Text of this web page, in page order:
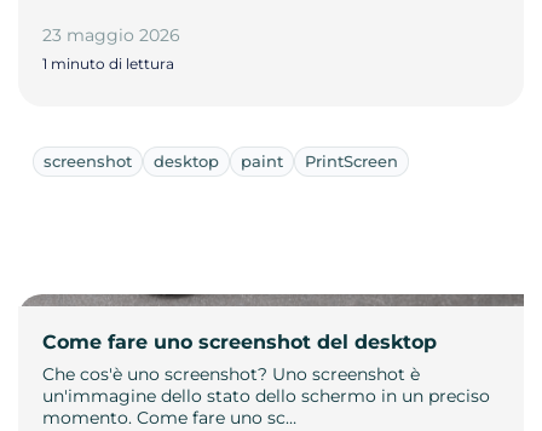
23 maggio 2026
1 minuto di lettura
screenshot desktop paint PrintScreen
Come fare uno screenshot del desktop
Che cos'è uno screenshot? Uno screenshot è
un'immagine dello stato dello schermo in un preciso
momento. Come fare uno sc…